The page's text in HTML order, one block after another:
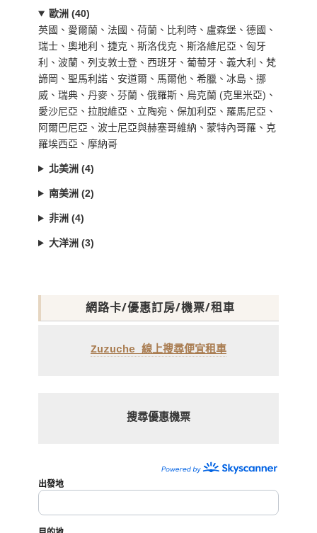
歐洲 (40)
英國、愛爾蘭、法國、荷蘭、比利時、盧森堡、德國、
瑞士、奧地利、捷克、斯洛伐克、斯洛維尼亞、匈牙
利、波蘭、列支敦士登、西班牙、葡萄牙、義大利、梵
諦岡、聖馬利諾、安道爾、馬爾他、希臘、冰島、挪
威、瑞典、丹麥、芬蘭、俄羅斯、烏克蘭 (克里米亞)、
愛沙尼亞、拉脫維亞、立陶宛、保加利亞、羅馬尼亞、
阿爾巴尼亞、波士尼亞與赫塞哥維納、蒙特內哥羅、克
羅埃西亞、摩納哥
北美洲 (4)
南美洲 (2)
非洲 (4)
大洋洲 (3)
網路卡/優惠訂房/機票/租車
Zuzuche 線上搜尋便宜租車
搜尋優惠機票